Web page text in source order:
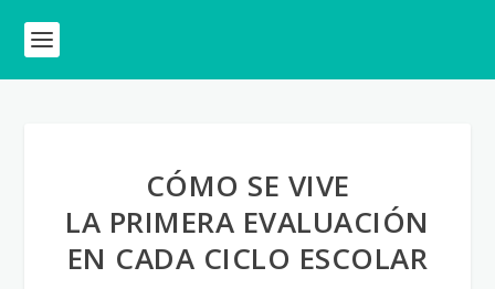
CÓMO SE VIVE
LA PRIMERA EVALUACIÓN
EN CADA CICLO ESCOLAR